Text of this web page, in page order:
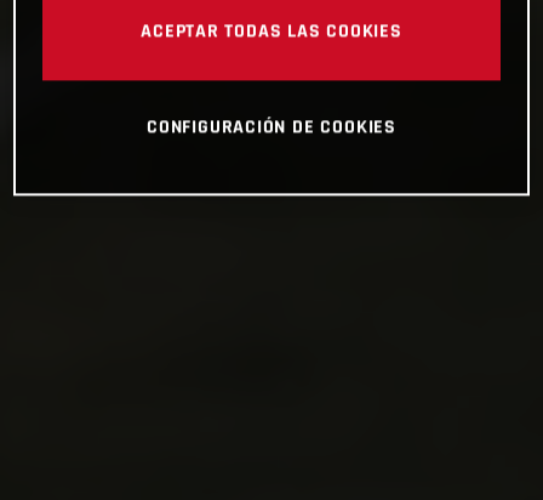
ACEPTAR TODAS LAS COOKIES
CONFIGURACIÓN DE COOKIES